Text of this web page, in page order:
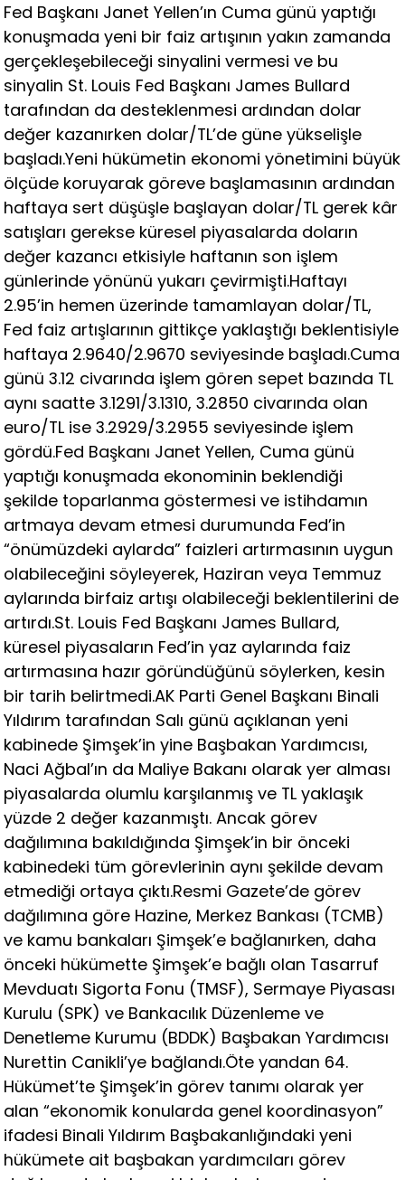
Fed Başkanı Janet Yellen’ın Cuma günü yaptığı
konuşmada yeni bir faiz artışının yakın zamanda
gerçekleşebileceği sinyalini vermesi ve bu
sinyalin St. Louis Fed Başkanı James Bullard
tarafından da desteklenmesi ardından dolar
değer kazanırken dolar/TL’de güne yükselişle
başladı.Yeni hükümetin ekonomi yönetimini büyük
ölçüde koruyarak göreve başlamasının ardından
haftaya sert düşüşle başlayan dolar/TL gerek kâr
satışları gerekse küresel piyasalarda doların
değer kazancı etkisiyle haftanın son işlem
günlerinde yönünü yukarı çevirmişti.Haftayı
2.95’in hemen üzerinde tamamlayan dolar/TL,
Fed faiz artışlarının gittikçe yaklaştığı beklentisiyle
haftaya 2.9640/2.9670 seviyesinde başladı.Cuma
günü 3.12 civarında işlem gören sepet bazında TL
aynı saatte 3.1291/3.1310, 3.2850 civarında olan
euro/TL ise 3.2929/3.2955 seviyesinde işlem
gördü.Fed Başkanı Janet Yellen, Cuma günü
yaptığı konuşmada ekonominin beklendiği
şekilde toparlanma göstermesi ve istihdamın
artmaya devam etmesi durumunda Fed’in
“önümüzdeki aylarda” faizleri artırmasının uygun
olabileceğini söyleyerek, Haziran veya Temmuz
aylarında birfaiz artışı olabileceği beklentilerini de
artırdı.St. Louis Fed Başkanı James Bullard,
küresel piyasaların Fed’in yaz aylarında faiz
artırmasına hazır göründüğünü söylerken, kesin
bir tarih belirtmedi.AK Parti Genel Başkanı Binali
Yıldırım tarafından Salı günü açıklanan yeni
kabinede Şimşek’in yine Başbakan Yardımcısı,
Naci Ağbal’ın da Maliye Bakanı olarak yer alması
piyasalarda olumlu karşılanmış ve TL yaklaşık
yüzde 2 değer kazanmıştı. Ancak görev
dağılımına bakıldığında Şimşek’in bir önceki
kabinedeki tüm görevlerinin aynı şekilde devam
etmediği ortaya çıktı.Resmi Gazete’de görev
dağılımına göre Hazine, Merkez Bankası (TCMB)
ve kamu bankaları Şimşek’e bağlanırken, daha
önceki hükümette Şimşek’e bağlı olan Tasarruf
Mevduatı Sigorta Fonu (TMSF), Sermaye Piyasası
Kurulu (SPK) ve Bankacılık Düzenleme ve
Denetleme Kurumu (BDDK) Başbakan Yardımcısı
Nurettin Canikli’ye bağlandı.Öte yandan 64.
Hükümet’te Şimşek’in görev tanımı olarak yer
alan “ekonomik konularda genel koordinasyon”
ifadesi Binali Yıldırım Başbakanlığındaki yeni
hükümete ait başbakan yardımcıları görev